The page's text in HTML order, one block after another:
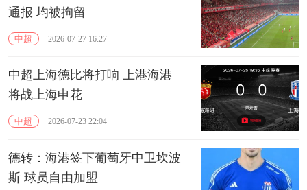
通报 均被拘留
中超 2026-07-27 16:27
中超上海德比将打响 上港海港
将战上海申花
中超 2026-07-23 22:04
德转：海港签下葡萄牙中卫坎波
斯 球员自由加盟